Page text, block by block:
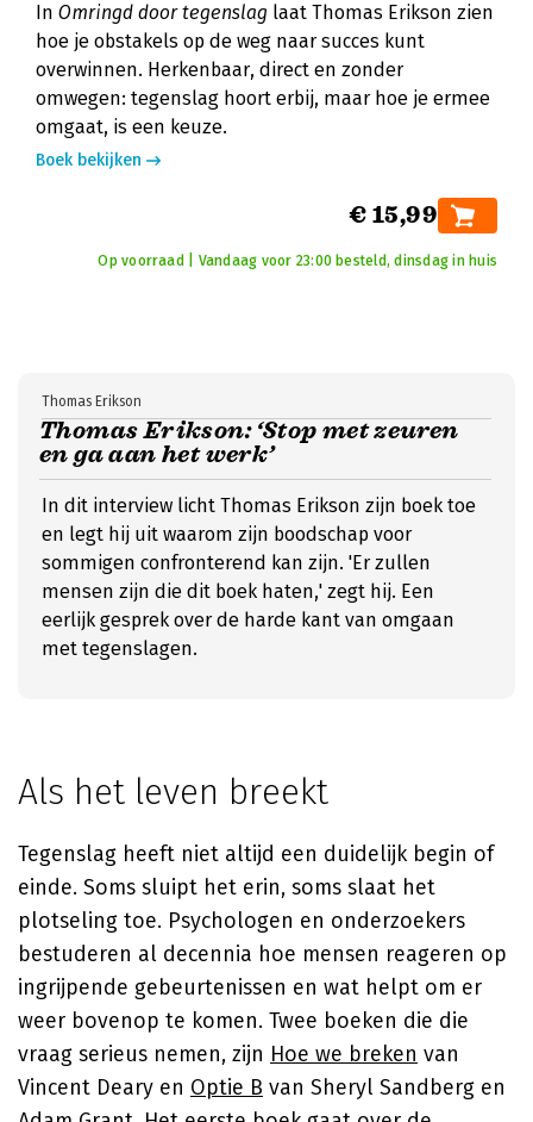
In Omringd door tegenslag laat Thomas Erikson zien
hoe je obstakels op de weg naar succes kunt
overwinnen. Herkenbaar, direct en zonder
omwegen: tegenslag hoort erbij, maar hoe je ermee
omgaat, is een keuze.
Boek bekijken
€ 15,99
Op voorraad | Vandaag voor 23:00 besteld, dinsdag in huis
Thomas Erikson: ‘Stop met zeuren
en ga aan het werk’
Thomas Erikson
In dit interview licht Thomas Erikson zijn boek toe
en legt hij uit waarom zijn boodschap voor
sommigen confronterend kan zijn. 'Er zullen
mensen zijn die dit boek haten,' zegt hij. Een
eerlijk gesprek over de harde kant van omgaan
met tegenslagen.
Als het leven breekt
Tegenslag heeft niet altijd een duidelijk begin of
einde. Soms sluipt het erin, soms slaat het
plotseling toe. Psychologen en onderzoekers
bestuderen al decennia hoe mensen reageren op
ingrijpende gebeurtenissen en wat helpt om er
weer bovenop te komen. Twee boeken die die
vraag serieus nemen, zijn Hoe we breken van
Vincent Deary en Optie B van Sheryl Sandberg en